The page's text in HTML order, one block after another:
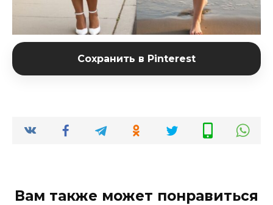
Сохранить в Pinterest
Вам также может понравиться